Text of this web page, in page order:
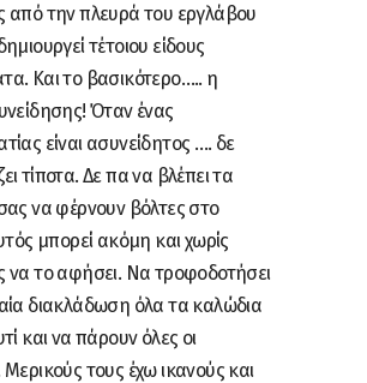
από την πλευρά του εργλάβου
τέτοιου είδους
Και το βασικότερο….. η
Όταν ένας
είναι ασυνείδητος …. δε
τίποτα. Δε πα να βλέπει τα
να φέρνουν βόλτες στο
μπορεί ακόμη και χωρίς
να το αφήσει. Να τροφοδοτήσει
διακλάδωση όλα τα καλώδια
και να πάρουν όλες οι
τους έχω ικανούς και